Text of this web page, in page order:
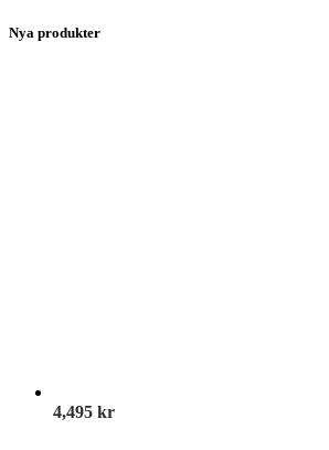
Nya produkter
4,495 kr